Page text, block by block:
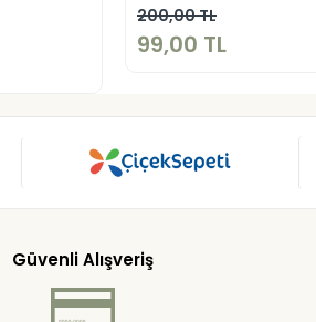
200,00 TL
99,00 TL
Güvenli Alışveriş